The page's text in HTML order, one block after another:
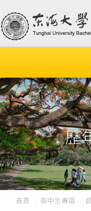
歷
首頁 高中生專區